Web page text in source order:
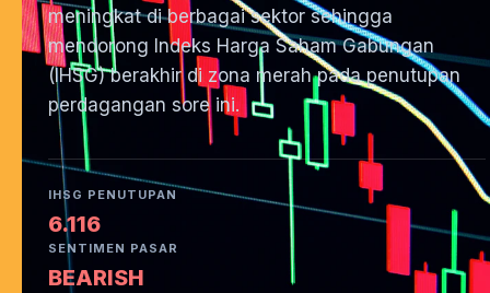
meningkat di berbagai sektor sehingga
mendorong Indeks Harga Saham Gabungan
(IHSG) berakhir di zona merah pada penutupan
perdagangan sore ini.
IHSG PENUTUPAN
6.116
SENTIMEN PASAR
BEARISH